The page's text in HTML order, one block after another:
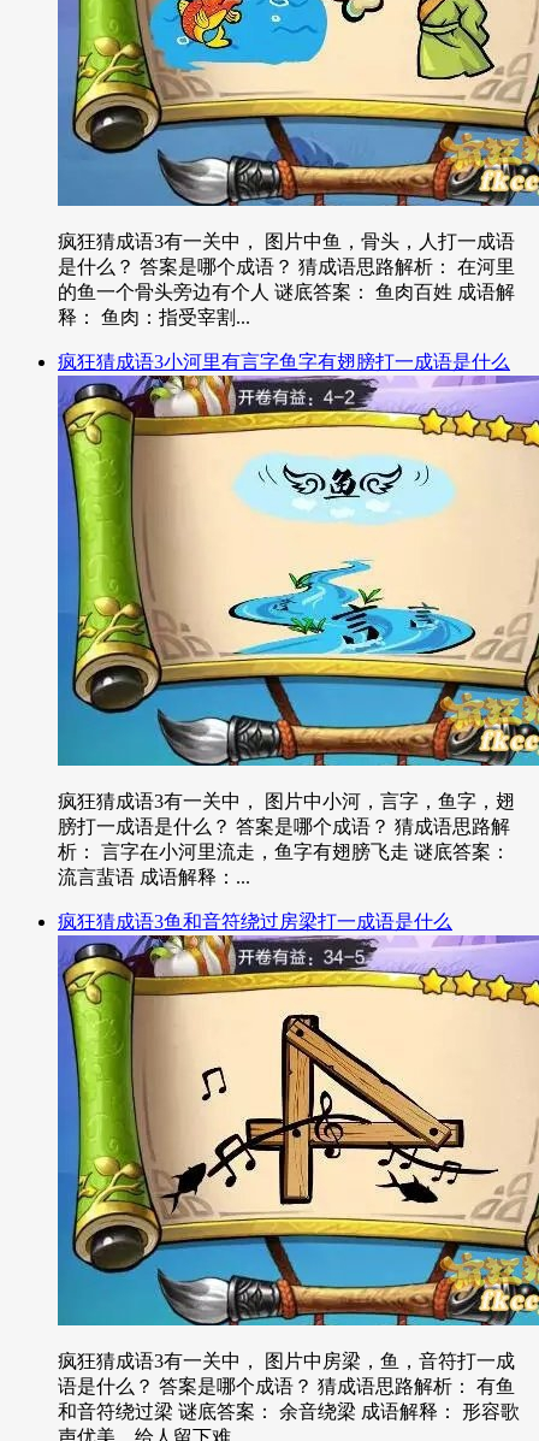
疯狂猜成语3有一关中， 图片中鱼，骨头，人打一成语
是什么？ 答案是哪个成语？ 猜成语思路解析： 在河里
的鱼一个骨头旁边有个人 谜底答案： 鱼肉百姓 成语解
释： 鱼肉：指受宰割...
疯狂猜成语3小河里有言字鱼字有翅膀打一成语是什么
疯狂猜成语3有一关中， 图片中小河，言字，鱼字，翅
膀打一成语是什么？ 答案是哪个成语？ 猜成语思路解
析： 言字在小河里流走，鱼字有翅膀飞走 谜底答案：
流言蜚语 成语解释：...
疯狂猜成语3鱼和音符绕过房梁打一成语是什么
疯狂猜成语3有一关中， 图片中房梁，鱼，音符打一成
语是什么？ 答案是哪个成语？ 猜成语思路解析： 有鱼
和音符绕过梁 谜底答案： 余音绕梁 成语解释： 形容歌
声优美，给人留下难...